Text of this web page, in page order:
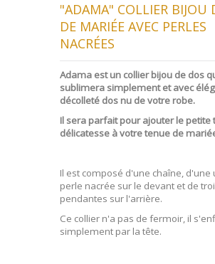
"ADAMA" COLLIER BIJOU
DE MARIÉE AVEC PERLES
NACRÉES
Adama est un collier bijou de dos
sublimera simplement et avec
décolleté dos nu de votre robe.
Il sera parfait pour ajouter le petite
délicatesse à votre tenue de
Il est composé d'une chaîne, d'une
perle nacrée sur le devant et de
pendantes sur l'arrière.
Ce collier n'a pas de fermoir, il
simplement par la tête.